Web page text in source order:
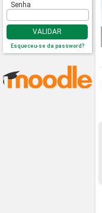
Senha
VALIDAR
Esqueceu-se da password?